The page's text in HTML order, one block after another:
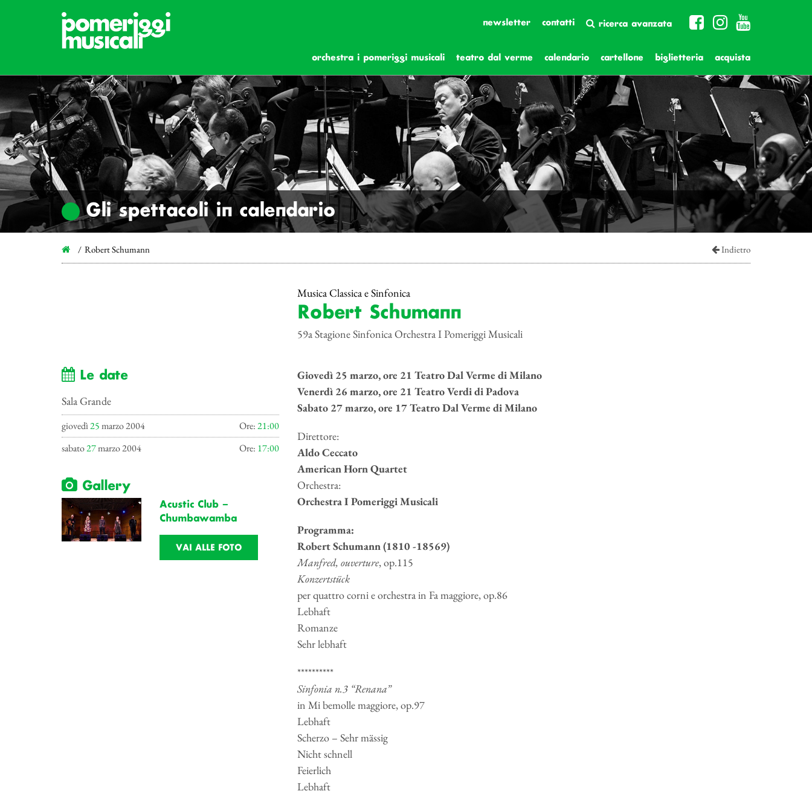
newsletter contatti ricerca avanzata
orchestra i pomeriggi musicali teatro dal verme calendario cartellone biglietteria acquista
Gli spettacoli in calendario
Robert Schumann Indietro
Le date
Sala Grande
giovedì25marzo 2004 Ore:21:00
sabato27marzo 2004 Ore: 17:00
Gallery
Acustic Club –
Chumbawamba
VAI ALLE FOTO
Musica Classica e Sinfonica
Robert Schumann
59a Stagione Sinfonica Orchestra I Pomeriggi Musicali
Giovedì 25 marzo, ore 21 Teatro Dal Verme di Milano
Venerdì 26 marzo, ore 21 Teatro Verdi di Padova
Sabato 27 marzo, ore 17 Teatro Dal Verme di Milano
Direttore:
Aldo Ceccato
American Horn Quartet
Orchestra:
Orchestra I Pomeriggi Musicali
Programma:
Robert Schumann (1810 -18569)
Manfred, ouverture, op.115
Konzertstück
per quattro corni e orchestra in Fa maggiore, op.86
Lebhaft
Romanze
Sehr lebhaft
**********
Sinfonia n.3 “Renana”
in Mi bemolle maggiore, op.97
Lebhaft
Scherzo – Sehr mässig
Nicht schnell
Feierlich
Lebhaft